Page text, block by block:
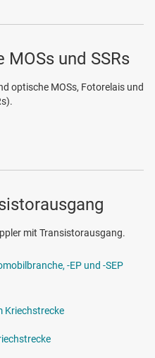
und SSRs
optische MOSs, Fotorelais und
mit Transistorausgang.
-EP und -SEP
Kriechstrecke